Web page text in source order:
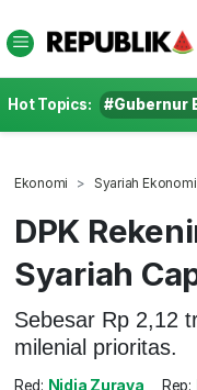
Hot Topics: #Gubernur
Ekonomi Syariah Ekonomi
DPK
Syariah
Sebesar Rp 2,12
milenial prioritas.
Red: Nidia Zuraya Rep: